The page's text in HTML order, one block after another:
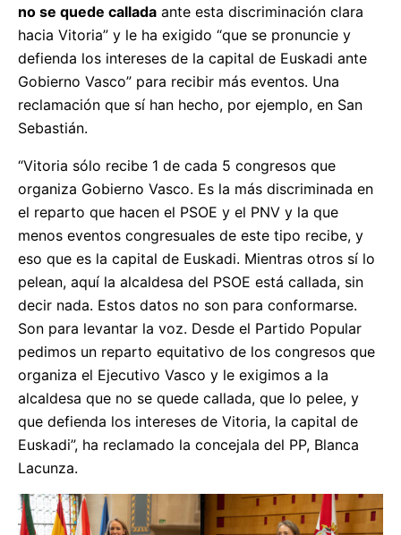
no se quede callada ante esta discriminación clara
hacia Vitoria” y le ha exigido “que se pronuncie y
defienda los intereses de la capital de Euskadi ante
Gobierno Vasco” para recibir más eventos. Una
reclamación que sí han hecho, por ejemplo, en San
Sebastián.
“Vitoria sólo recibe 1 de cada 5 congresos que
organiza Gobierno Vasco. Es la más discriminada en
el reparto que hacen el PSOE y el PNV y la que
menos eventos congresuales de este tipo recibe, y
eso que es la capital de Euskadi. Mientras otros sí lo
pelean, aquí la alcaldesa del PSOE está callada, sin
decir nada. Estos datos no son para conformarse.
Son para levantar la voz. Desde el Partido Popular
pedimos un reparto equitativo de los congresos que
organiza el Ejecutivo Vasco y le exigimos a la
alcaldesa que no se quede callada, que lo pelee, y
que defienda los intereses de Vitoria, la capital de
Euskadi”, ha reclamado la concejala del PP, Blanca
Lacunza.